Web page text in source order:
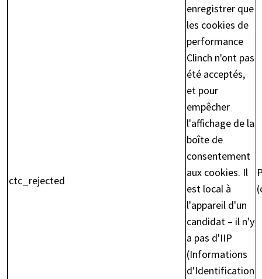
ctc_rejected
enregistrer que
les cookies de
performance
Clinch n'ont pas
été acceptés,
et pour
empêcher
l'affichage de la
boîte de
consentement
aux cookies. Il
est local à
l'appareil d'un
candidat – il n'y
a pas d'IIP
(Informations
d'Identification